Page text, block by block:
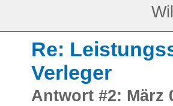
William
Re:
Verleger
Antwort #2: März